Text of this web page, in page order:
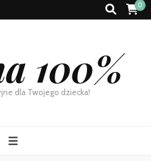
0
100%
dla Twojego dziecka!